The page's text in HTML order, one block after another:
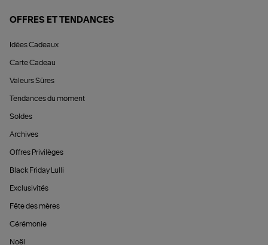
OFFRES ET TENDANCES
Idées Cadeaux
Carte Cadeau
Valeurs Sûres
Tendances du moment
Soldes
Archives
Offres Privilèges
Black Friday Lulli
Exclusivités
Fête des mères
Cérémonie
Noël